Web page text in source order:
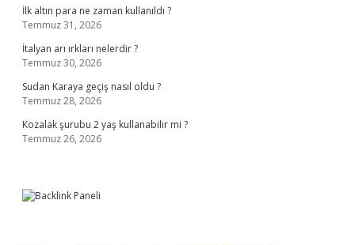
İlk altın para ne zaman kullanıldı ?
Temmuz 31, 2026
İtalyan arı ırkları nelerdir ?
Temmuz 30, 2026
Sudan Karaya geçiş nasıl oldu ?
Temmuz 28, 2026
Kozalak şurubu 2 yaş kullanabilir mi ?
Temmuz 26, 2026